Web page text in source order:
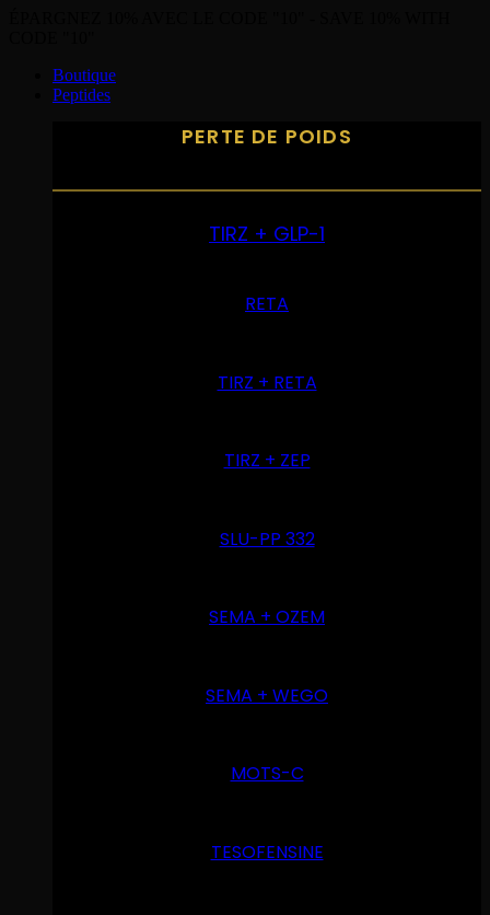
Boutique
Peptides
PERTE DE POIDS
TIRZ + GLP-1
RETA
TIRZ + RETA
TIRZ + ZEP
SLU-PP 332
SEMA + OZEM
SEMA + WEGO
MOTS-C
TESOFENSINE